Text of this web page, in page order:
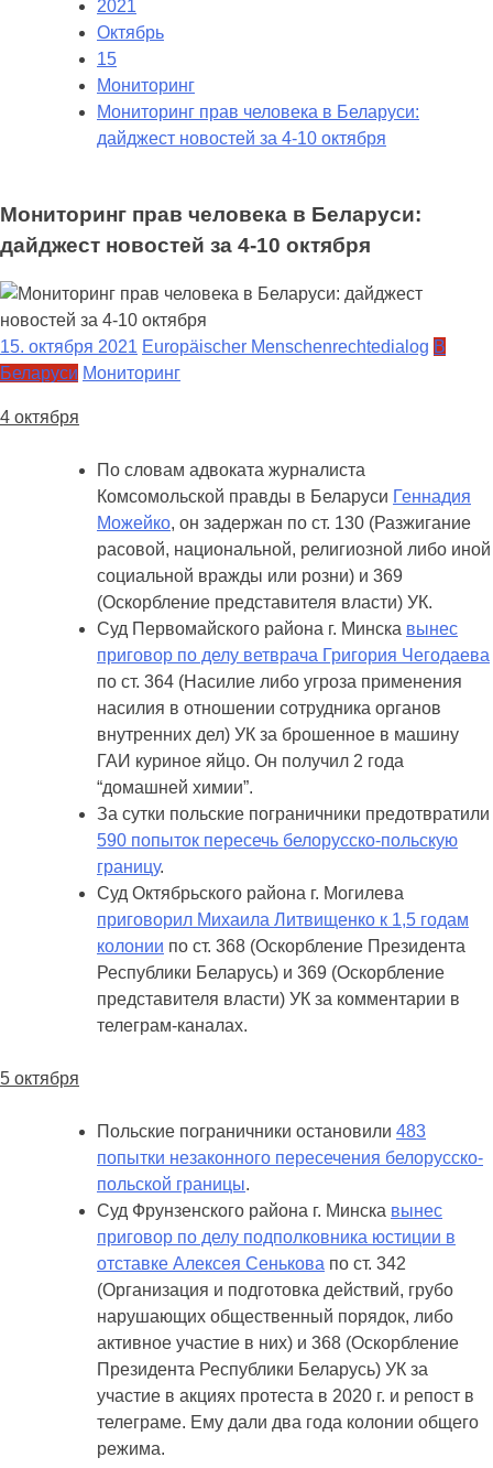
2021
Октябрь
15
Мониторинг
Мониторинг прав человека в Беларуси:
дайджест новостей за 4-10 октября
Мониторинг прав человека в Беларуси:
дайджест новостей за 4-10 октября
15. октября 2021 Europäischer Menschenrechtedialog В
Беларуси Мониторинг
4 октября
По словам адвоката журналиста
Комсомольской правды в Беларуси Геннадия
Можейко, он задержан по ст. 130 (Разжигание
расовой, национальной, религиозной либо иной
социальной вражды или розни) и 369
(Оскорбление представителя власти) УК.
Суд Первомайского района г. Минска вынес
приговор по делу ветврача Григория Чегодаева
по ст. 364 (Насилие либо угроза применения
насилия в отношении сотрудника органов
внутренних дел) УК за брошенное в машину
ГАИ куриное яйцо. Он получил 2 года
“домашней химии”.
За сутки польские пограничники предотвратили
590 попыток пересечь белорусско-польскую
границу.
Суд Октябрьского района г. Могилева
приговорил Михаила Литвищенко к 1,5 годам
колонии по ст. 368 (Оскорбление Президента
Республики Беларусь) и 369 (Оскорбление
представителя власти) УК за комментарии в
телеграм-каналах.
5 октября
Польские пограничники остановили 483
попытки незаконного пересечения белорусско-
польской границы.
Суд Фрунзенского района г. Минска вынес
приговор по делу подполковника юстиции в
отставке Алексея Сенькова по ст. 342
(Организация и подготовка действий, грубо
нарушающих общественный порядок, либо
активное участие в них) и 368 (Оскорбление
Президента Республики Беларусь) УК за
участие в акциях протеста в 2020 г. и репост в
телеграме. Ему дали два года колонии общего
режима.